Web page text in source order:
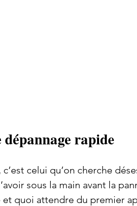
rapide
celui qu’on cherche
sous la main avant la
quoi attendre du premier